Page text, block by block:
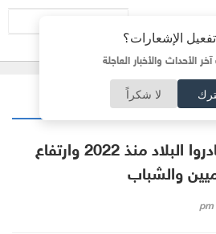
الإشعارات؟
الأحداث والأخبار العاجلة
لا شكراً
140 ألف إسرائيلي غادروا البلاد منذ 2022 وارتفاع
والشباب